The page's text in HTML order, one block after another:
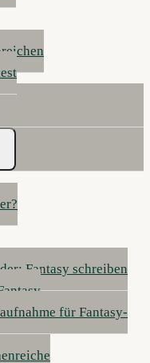
Fantasy schreiben
für Fantasy-